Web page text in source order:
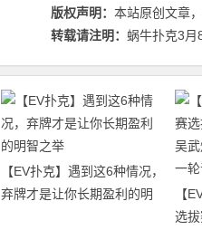
版权声明： 本站原创文章
转载请注明： 蜗牛扑克3月
【EV扑克】遇到这6种情况，
弃牌才是让你长期盈利的明
【
选